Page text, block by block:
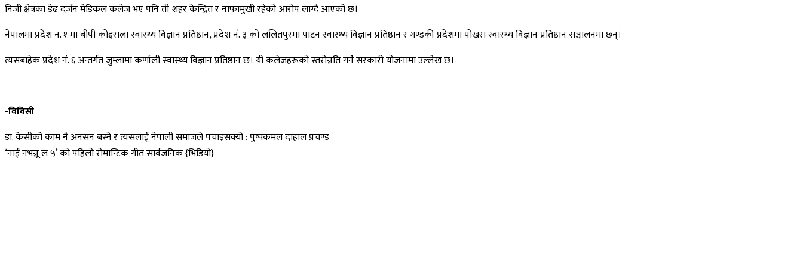
निजी क्षेत्रका डेढ दर्जन मेडिकल कलेज भए पनि ती शहर केन्द्रित र नाफामुखी रहेको आरोप लाग्दै आएको छ।
नेपालमा प्रदेश नं. १ मा बीपी कोइराला स्वास्थ्य विज्ञान प्रतिष्ठान, प्रदेश नं. ३ को ललितपुरमा पाटन स्वास्थ्य विज्ञान प्रतिष्ठान र गण्डकी प्रदेशमा पोखरा स्वास्थ्य विज्ञान प्रतिष्ठान सञ्चालनमा छन्।
त्यसबाहेक प्रदेश नं. ६ अन्तर्गत जुम्लामा कर्णाली स्वास्थ्य विज्ञान प्रतिष्ठान छ। यी कलेजहरूको स्तरोन्नति गर्ने सरकारी योजनामा उल्लेख छ।
-विविसी
Post
navigation
डा. केसीको काम नै अनसन बस्ने र त्यसलाई नेपाली समाजले पचाइसक्यो : पुष्पकमल दाहाल प्रचण्ड
‘नाईं नभन्नू ल ५’ को पहिलो रोमान्टिक गीत सार्वजनिक {भिडियो}